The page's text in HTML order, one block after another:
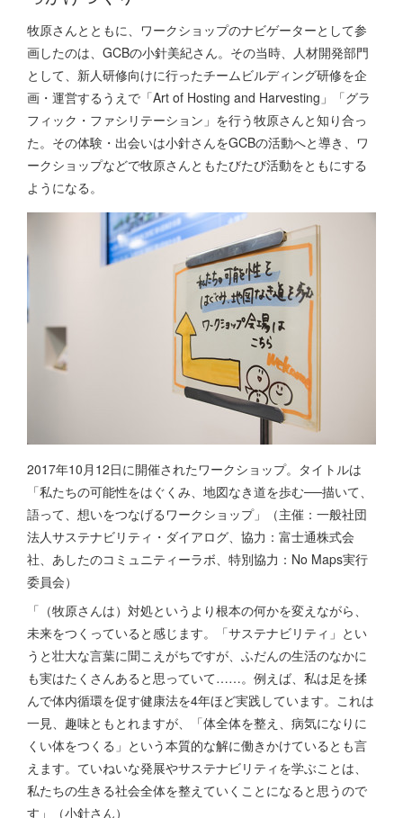
牧原さんとともに、ワークショップのナビゲーターとして参
画したのは、GCBの小針美紀さん。その当時、人材開発部門
として、新人研修向けに行ったチームビルディング研修を企
画・運営するうえで「Art of Hosting and Harvesting」「グラ
フィック・ファシリテーション」を行う牧原さんと知り合っ
た。その体験・出会いは小針さんをGCBの活動へと導き、ワ
ークショップなどで牧原さんともたびたび活動をともにする
ようになる。
2017年10月12日に開催されたワークショップ。タイトルは
「私たちの可能性をはぐくみ、地図なき道を歩む──描いて、
語って、想いをつなげるワークショップ」（主催：一般社団
法人サステナビリティ・ダイアログ、協力：富士通株式会
社、あしたのコミュニティーラボ、特別協力：No Maps実行
委員会）
「（牧原さんは）対処というより根本の何かを変えながら、
未来をつくっていると感じます。「サステナビリティ」とい
うと壮大な言葉に聞こえがちですが、ふだんの生活のなかに
も実はたくさんあると思っていて……。例えば、私は足を揉
んで体内循環を促す健康法を4年ほど実践しています。これは
一見、趣味ともとれますが、「体全体を整え、病気になりに
くい体をつくる」という本質的な解に働きかけているとも言
えます。ていねいな発展やサステナビリティを学ぶことは、
私たちの生きる社会全体を整えていくことになると思うので
す」（小針さん）